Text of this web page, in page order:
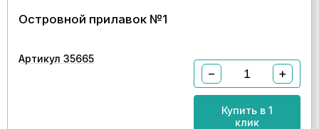
Островной прилавок №1
Артикул 35665
− +
Купить в 1
клик